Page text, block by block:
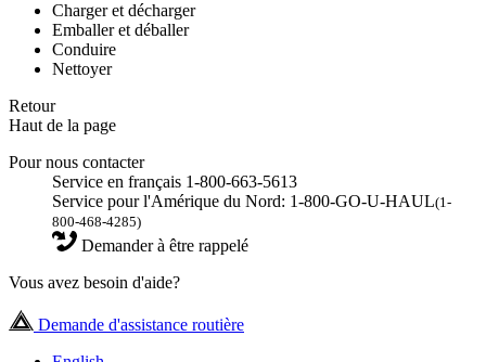
Charger et décharger
Emballer et déballer
Conduire
Nettoyer
Retour
Haut de la page
Pour nous contacter
Service en français 1-800-663-5613
Service pour l'Amérique du Nord: 1-800-GO-U-HAUL(1-
800-468-4285)
Demander à être rappelé
Vous avez besoin d'aide?
Demande d'assistance routière